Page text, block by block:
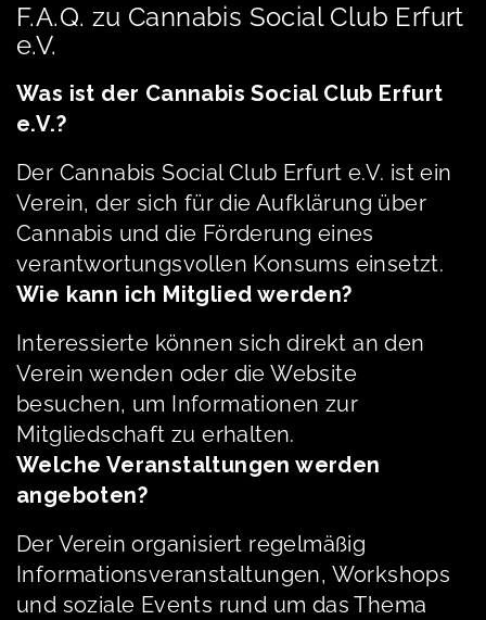
F.A.Q. zu Cannabis Social Club Erfurt
e.V.
Was ist der Cannabis Social Club Erfurt
e.V.?
Der Cannabis Social Club Erfurt e.V. ist ein
Verein, der sich für die Aufklärung über
Cannabis und die Förderung eines
verantwortungsvollen Konsums einsetzt.
Wie kann ich Mitglied werden?
Interessierte können sich direkt an den
Verein wenden oder die Website
besuchen, um Informationen zur
Mitgliedschaft zu erhalten.
Welche Veranstaltungen werden
angeboten?
Der Verein organisiert regelmäßig
Informationsveranstaltungen, Workshops
und soziale Events rund um das Thema